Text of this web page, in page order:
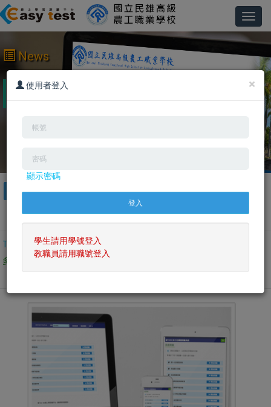
News
2025/11/14 114學年度新生資料已經匯入系統，歡迎
大家踴躍使用。
ALL 英文檢定 英文聽力閱讀 英文口說寫作 英文單字文法
日文學習測驗 客製化系統 專業英文
TOEIC模擬測驗 單字測驗系統
多益訓練課程
探索世界學英文
×
使用者登入
顯示密碼
學生請用學號登入
教職員請用職號登入